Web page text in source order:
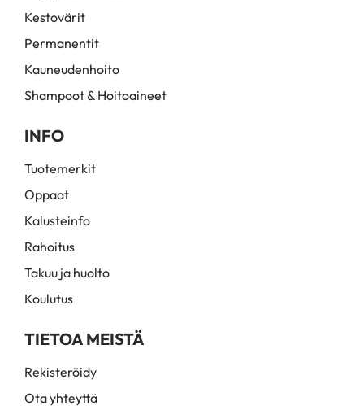
Kestovärit
Permanentit
Kauneudenhoito
Shampoot & Hoitoaineet
INFO
Tuotemerkit
Oppaat
Kalusteinfo
Rahoitus
Takuu ja huolto
Koulutus
TIETOA MEISTÄ
Rekisteröidy
Ota yhteyttä